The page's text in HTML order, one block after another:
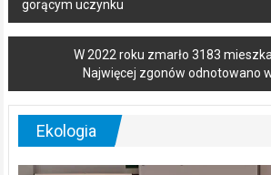
navigation
gorącym uczynku
W 2022 roku zmarło 3183
Najwięcej zgonów odnotowano
Ekologia